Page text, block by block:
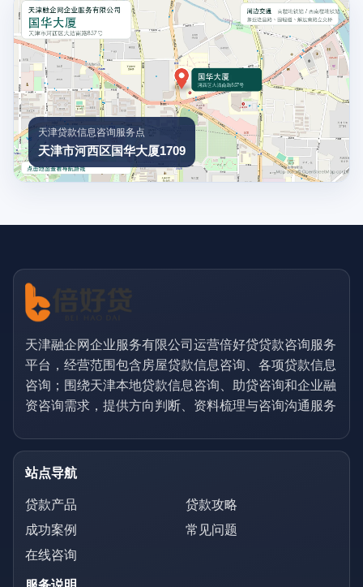
天津贷款信息咨询服务点
天津市河西区国华大厦1709
天津融企网企业服务有限公司运营倍好贷贷款咨询服务
平台，经营范围包含房屋贷款信息咨询、各项贷款信息
咨询；围绕天津本地贷款信息咨询、助贷咨询和企业融
资咨询需求，提供方向判断、资料梳理与咨询沟通服务
站点导航
贷款产品
贷款攻略
成功案例
常见问题
在线咨询